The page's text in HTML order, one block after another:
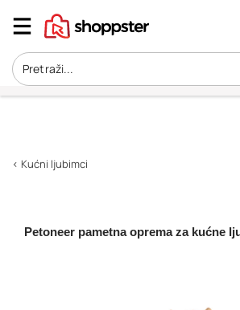
< Kućni ljubimci
Petoneer pametna oprema za kućne